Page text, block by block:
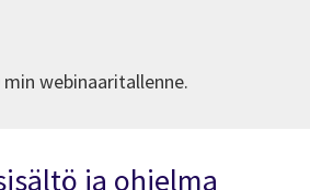
webinaaritallenne.
ja ohjelma